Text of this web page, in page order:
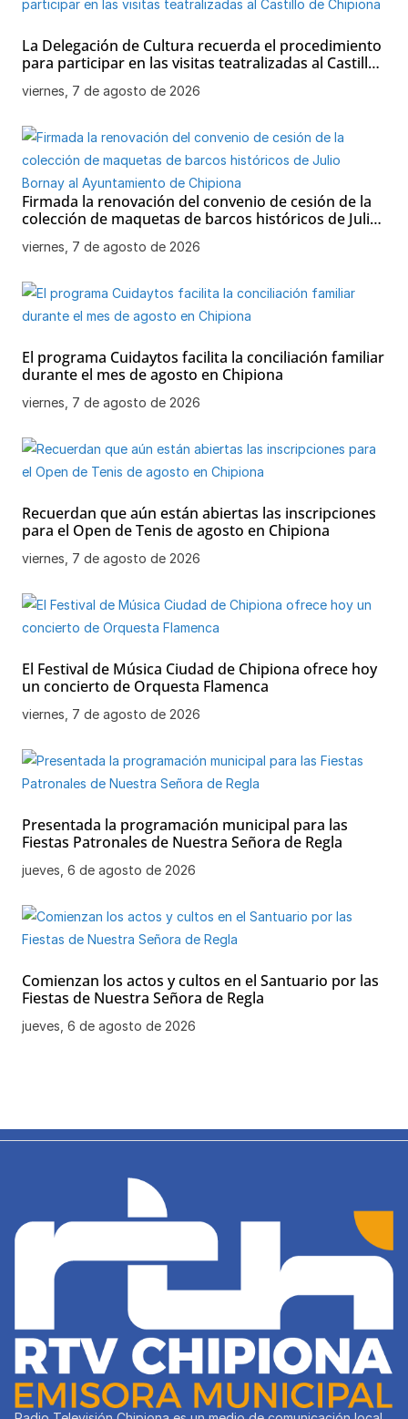
La Delegación de Cultura recuerda el procedimiento
para participar en las visitas teatralizadas al Castillo
de Chipiona
viernes, 7 de agosto de 2026
Firmada la renovación del convenio de cesión de la
colección de maquetas de barcos históricos de Julio
Bornay al Ayuntamiento de Chipiona
viernes, 7 de agosto de 2026
El programa Cuidaytos facilita la conciliación familiar
durante el mes de agosto en Chipiona
viernes, 7 de agosto de 2026
Recuerdan que aún están abiertas las inscripciones
para el Open de Tenis de agosto en Chipiona
viernes, 7 de agosto de 2026
El Festival de Música Ciudad de Chipiona ofrece hoy
un concierto de Orquesta Flamenca
viernes, 7 de agosto de 2026
Presentada la programación municipal para las
Fiestas Patronales de Nuestra Señora de Regla
jueves, 6 de agosto de 2026
Comienzan los actos y cultos en el Santuario por las
Fiestas de Nuestra Señora de Regla
jueves, 6 de agosto de 2026